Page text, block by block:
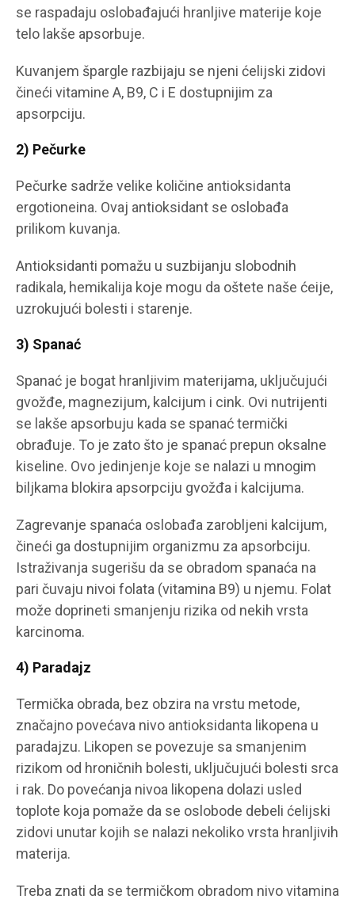
se raspadaju oslobađajući hranljive materije koje
telo lakše apsorbuje.
Kuvanjem špargle razbijaju se njeni ćelijski zidovi
čineći vitamine A, B9, C i E dostupnijim za
apsorpciju.
2) Pečurke
Pečurke sadrže velike količine antioksidanta
ergotioneina. Ovaj antioksidant se oslobađa
prilikom kuvanja.
Antioksidanti pomažu u suzbijanju slobodnih
radikala, hemikalija koje mogu da oštete naše ćeije,
uzrokujući bolesti i starenje.
3) Spanać
Spanać je bogat hranljivim materijama, uključujući
gvožđe, magnezijum, kalcijum i cink. Ovi nutrijenti
se lakše apsorbuju kada se spanać termički
obrađuje. To je zato što je spanać prepun oksalne
kiseline. Ovo jedinjenje koje se nalazi u mnogim
biljkama blokira apsorpciju gvožđa i kalcijuma.
Zagrevanje spanaća oslobađa zarobljeni kalcijum,
čineći ga dostupnijim organizmu za apsorbciju.
Istraživanja sugerišu da se obradom spanaća na
pari čuvaju nivoi folata (vitamina B9) u njemu. Folat
može doprineti smanjenju rizika od nekih vrsta
karcinoma.
4) Paradajz
Termička obrada, bez obzira na vrstu metode,
značajno povećava nivo antioksidanta likopena u
paradajzu. Likopen se povezuje sa smanjenim
rizikom od hroničnih bolesti, uključujući bolesti srca
i rak. Do povećanja nivoa likopena dolazi usled
toplote koja pomaže da se oslobode debeli ćelijski
zidovi unutar kojih se nalazi nekoliko vrsta hranljivih
materija.
Treba znati da se termičkom obradom nivo vitamina